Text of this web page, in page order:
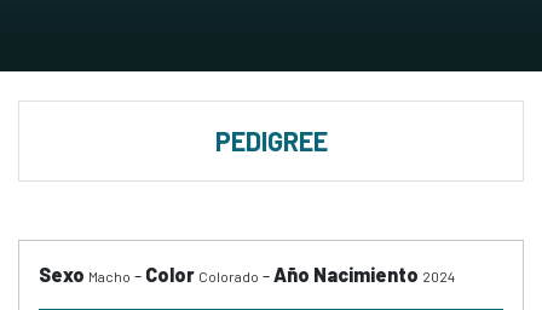
PEDIGREE
Sexo Macho - Color Colorado -Año Nacimiento 2024